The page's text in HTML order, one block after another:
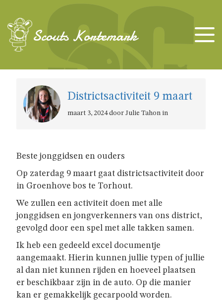
Scouts Kortemark
TAKKEN
KABOUTERS
WELPEN
JONGGIDSEN
JONGVERKENNERS
GIVERS
JINS
AKABE
Districtsactiviteit 9 maart
maart 3, 2024 door Julie Tahon in
Beste jonggidsen en ouders
Op zaterdag 9 maart gaat districtsactiviteit door
in Groenhove bos te Torhout.
We zullen een activiteit doen met alle
jonggidsen en jongverkenners van ons district,
gevolgd door een spel met alle takken samen.
Ik heb een gedeeld excel documentje
aangemaakt. Hierin kunnen jullie typen of jullie
al dan niet kunnen rijden en hoeveel plaatsen
er beschikbaar zijn in de auto. Op die manier
kan er gemakkelijk gecarpoold worden.